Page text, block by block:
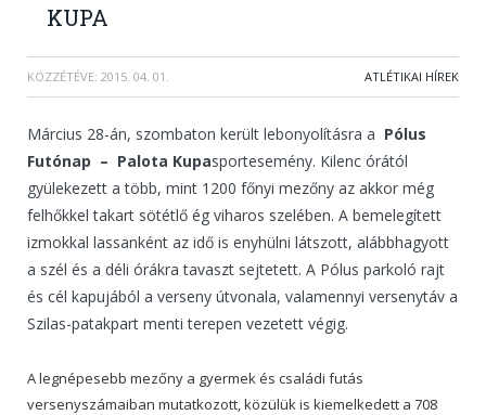
KUPA
KÖZZÉTÉVE: 2015. 04. 01. ATLÉTIKAI HÍREK
Március 28-án, szombaton került lebonyolításra a Pólus
Futónap – Palota Kupasportesemény. Kilenc órától
gyülekezett a több, mint 1200 főnyi mezőny az akkor még
felhőkkel takart sötétlő ég viharos szelében. A bemelegített
izmokkal lassanként az idő is enyhülni látszott, alábbhagyott
a szél és a déli órákra tavaszt sejtetett. A Pólus parkoló rajt
és cél kapujából a verseny útvonala, valamennyi versenytáv a
Szilas-patakpart menti terepen vezetett végig.
A legnépesebb mezőny a gyermek és családi futás
versenyszámaiban mutatkozott, közülük is kiemelkedett a 708